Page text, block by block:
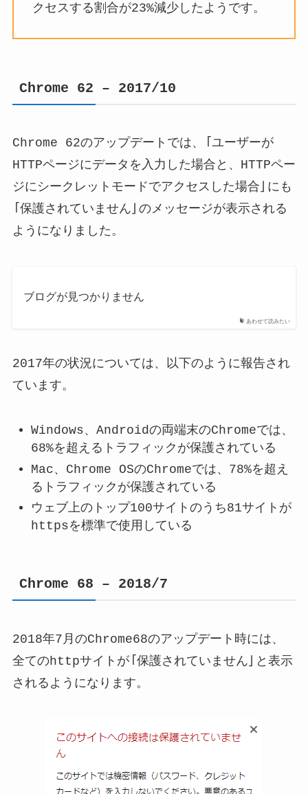
クセスする割合が23%減少したようです。
Chrome 62 – 2017/10
Chrome 62のアップデートでは、「ユーザーが
HTTPページにデータを入力した場合と、HTTPペー
ジにシークレットモードでアクセスした場合」にも
「保護されていません」のメッセージが表示される
ようになりました。
あわせて読みたい
ブログが見つかりません
2017年の状況については、以下のように報告され
ています。
Windows、Androidの両端末のChromeでは、
68%を超えるトラフィックが保護されている
Mac、Chrome OSのChromeでは、78%を超え
るトラフィックが保護されている
ウェブ上のトップ100サイトのうち81サイトが
httpsを標準で使用している
Chrome 68 – 2018/7
2018年7月のChrome68のアップデート時には、
全てのhttpサイトが「保護されていません」と表示
されるようになります。